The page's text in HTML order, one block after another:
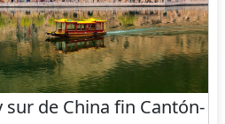
de China fin Cantón-